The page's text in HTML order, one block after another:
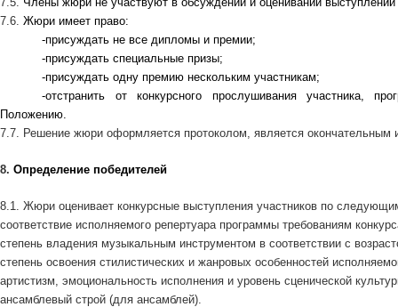
7.6. Жюри имеет право:
-присуждать не все дипломы и премии;
-присуждать специальные призы;
-присуждать одну премию нескольким участникам;
-отстранить от конкурсного прослушивания участника,
Положению.
7.7. Решение жюри оформляется протоколом, является
8. Определение победителей
8.1. Жюри оценивает конкурсные выступления участников по
соответствие исполняемого репертуара программы требованиям
степень владения музыкальным инструментом в соответствии с
степень освоения стилистических и жанровых особенностей
артистизм, эмоциональность исполнения и уровень сценической
ансамблевый строй (для ансамблей).